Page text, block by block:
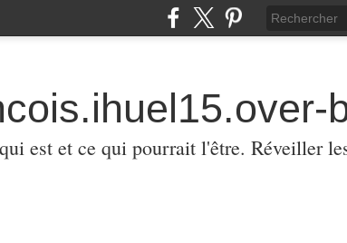
est et ce qui pourrait l'être. Réveiller